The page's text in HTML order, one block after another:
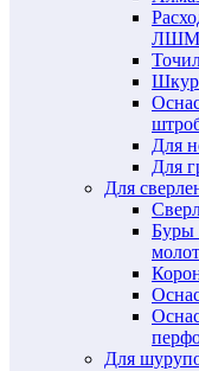
ЛШМ
Для
Для
Для
Буры
Для